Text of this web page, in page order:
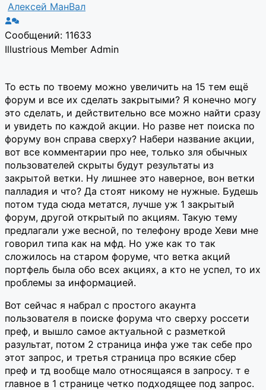
Алексей МанВал
Сообщений: 11633
Illustrious Member Admin
То есть по твоему можно увеличить на 15 тем ещё
форум и все их сделать закрытыми? Я конечно могу
это сделать, и действительно все можно найти сразу
и увидеть по каждой акции. Но разве нет поиска по
форуму вон справа сверху? Набери название акции,
вот все комментарии про нее, только зля обычных
пользователей скрыты будут результаты из
закрытой ветки. Ну лишнее это наверное, вон ветки
палладия и что? Да стоят никому не нужные. Будешь
потом туда сюда метатся, лучше уж 1 закрытый
форум, другой открытый по акциям. Такую тему
предлагали уже весной, по телефону вроде Хеви мне
говорил типа как на мфд. Но уже как то так
сложилось на старом форуме, что ветка акций
портфель была обо всех акциях, а кто не успел, то их
проблемы за информацией.
Вот сейчас я набрал с простого акаунта
пользователя в поиске форума что сверху россети
преф, и вышло самое актуальной с разметкой
разультат, потом 2 страница инфа уже так себе про
этот запрос, и третья страница про всякие сбер
преф и тд вообще мало относящаяся в запросу. т е
главное в 1 странице четко подходящее под запрос.